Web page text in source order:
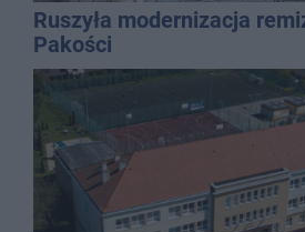
Ruszyła modernizacja
Pakości